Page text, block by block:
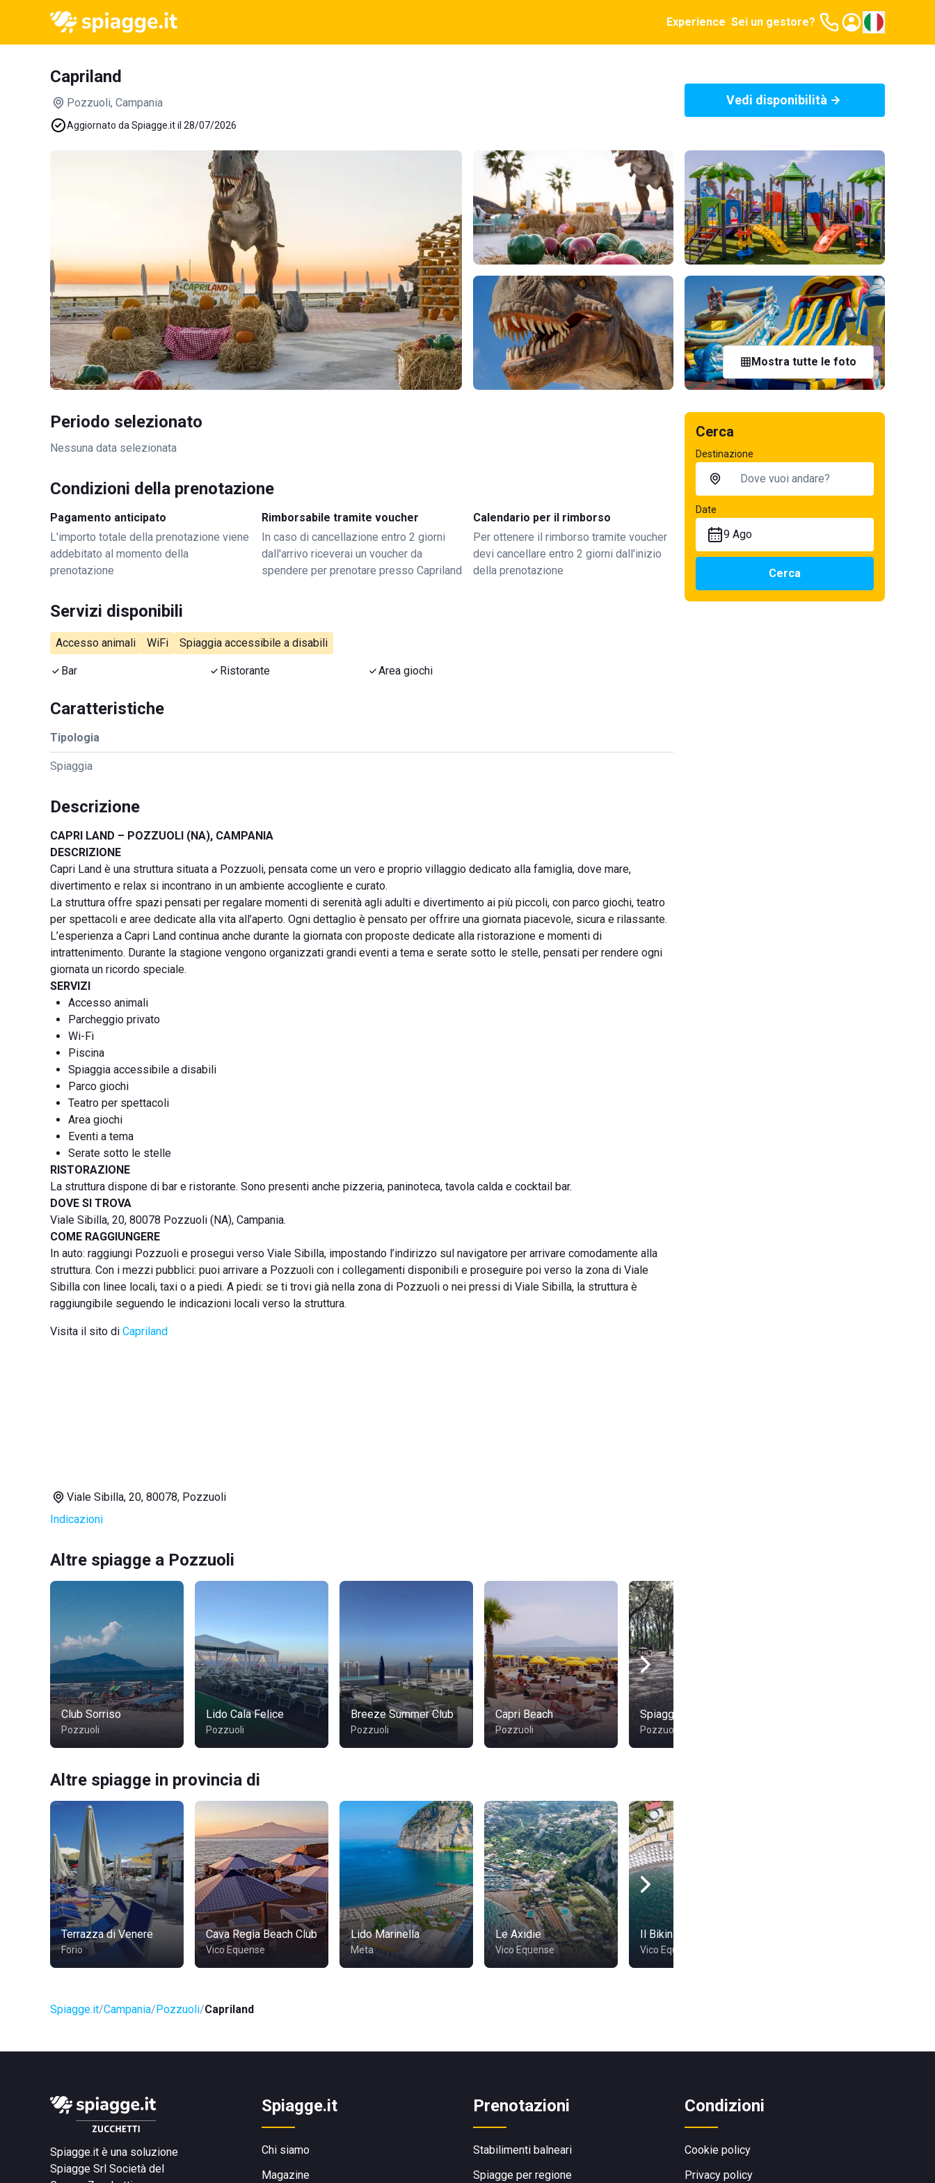
Experience Sei un gestore?
Capriland
Pozzuoli, Campania
Aggiornato da Spiagge.it il 28/07/2026
Vedi disponibilità
Mostra tutte le foto
Periodo selezionato
Nessuna data selezionata
Condizioni della prenotazione
Pagamento anticipato
L'importo totale della prenotazione viene
addebitato al momento della
prenotazione
Rimborsabile tramite voucher
In caso di cancellazione entro 2 giorni
dall'arrivo riceverai un voucher da
spendere per prenotare presso Capriland
Calendario per il rimborso
Per ottenere il rimborso tramite voucher
devi cancellare entro 2 giorni dall'inizio
della prenotazione
Servizi disponibili
Accesso animali WiFi Spiaggia accessibile a disabili
Bar Ristorante Area giochi
Caratteristiche
Tipologia
Spiaggia
Descrizione
CAPRI LAND – POZZUOLI (NA), CAMPANIA
DESCRIZIONE
Capri Land è una struttura situata a Pozzuoli, pensata come un vero e proprio villaggio dedicato alla famiglia, dove mare,
divertimento e relax si incontrano in un ambiente accogliente e curato.
La struttura offre spazi pensati per regalare momenti di serenità agli adulti e divertimento ai più piccoli, con parco giochi, teatro
per spettacoli e aree dedicate alla vita all’aperto. Ogni dettaglio è pensato per offrire una giornata piacevole, sicura e rilassante.
L’esperienza a Capri Land continua anche durante la giornata con proposte dedicate alla ristorazione e momenti di
intrattenimento. Durante la stagione vengono organizzati grandi eventi a tema e serate sotto le stelle, pensati per rendere ogni
giornata un ricordo speciale.
SERVIZI
Accesso animali
Parcheggio privato
Wi-Fi
Piscina
Spiaggia accessibile a disabili
Parco giochi
Teatro per spettacoli
Area giochi
Eventi a tema
Serate sotto le stelle
RISTORAZIONE
La struttura dispone di bar e ristorante. Sono presenti anche pizzeria, paninoteca, tavola calda e cocktail bar.
DOVE SI TROVA
Viale Sibilla, 20, 80078 Pozzuoli (NA), Campania.
COME RAGGIUNGERE
In auto: raggiungi Pozzuoli e prosegui verso Viale Sibilla, impostando l’indirizzo sul navigatore per arrivare comodamente alla
struttura. Con i mezzi pubblici: puoi arrivare a Pozzuoli con i collegamenti disponibili e proseguire poi verso la zona di Viale
Sibilla con linee locali, taxi o a piedi. A piedi: se ti trovi già nella zona di Pozzuoli o nei pressi di Viale Sibilla, la struttura è
raggiungibile seguendo le indicazioni locali verso la struttura.
Visita il sito di Capriland
Viale Sibilla, 20, 80078, Pozzuoli
Indicazioni
Altre spiagge a Pozzuoli
Club Sorriso
Pozzuoli
Lido Cala Felice
Pozzuoli
Breeze Summer Club
Pozzuoli
Capri Beach
Pozzuoli
Spiaggia Romana
Pozzuoli
Altre spiagge in provincia di
Terrazza di Venere
Forio
Cava Regia Beach Club
Vico Equense
Lido Marinella
Meta
Le Axidie
Vico Equense
Il Bikini
Vico Equense
Spiagge.it Campania Pozzuoli Capriland
Cerca
Destinazione
Date
9 Ago
Cerca
Spiagge.it è una soluzione
Spiagge Srl Società del
Spiagge.it
Chi siamo
Magazine
Prenotazioni
Stabilimenti balneari
Spiagge per regione
Condizioni
Cookie policy
Privacy policy